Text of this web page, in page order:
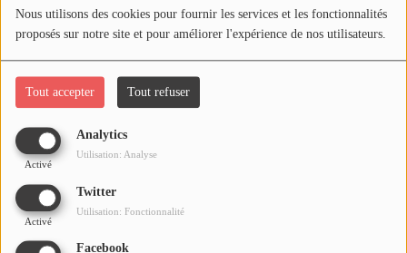
Nous utilisons des cookies pour fournir les services et les fonctionnalités
proposés sur notre site et pour améliorer l'expérience de nos utilisateurs.
Tout accepter Tout refuser
Analytics
Activé
Utilisation: Analyse
Twitter
Activé
Utilisation: Fonctionnalité
Facebook
Titres diffusés
Se connecter
Amy McDonald
BB Brunes
Bernard Lavilliers